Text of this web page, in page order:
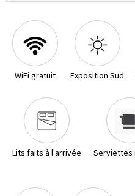
WiFi gratuit Exposition Sud
Lits faits à l'arrivée Serviettes